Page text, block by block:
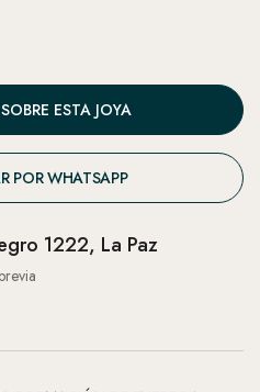
ESTA JOYA
POR WHATSAPP
1222, La Paz